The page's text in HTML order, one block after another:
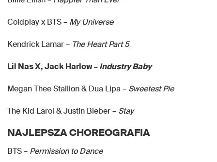
Coldplay x BTS – My Universe
Kendrick Lamar – The Heart Part 5
Lil Nas X, Jack Harlow –Industry Baby
Megan Thee Stallion & Dua Lipa – Sweetest Pie
The Kid Laroi & Justin Bieber – Stay
NAJLEPSZA CHOREOGRAFIA
BTS – Permission to Dance